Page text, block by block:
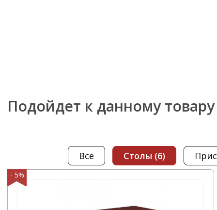
Подойдет к данному товару
Все столы (6)
- 5%